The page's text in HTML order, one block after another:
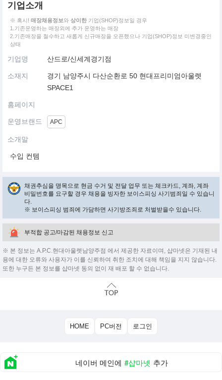
기업소개
※ 혹시! 매장채용정보와 상이한 기업(SHOP)정보일 경우
1.기존운영하는 매장외에 추가 운영하는 매장
2.기존매장을 철수하고 새롭게 신규매장을 오픈했으나 기업(SHOP)정보 미변경중인
상태
기업명 산드로/신세계경기점
소재지
경기 남양주시 다산순환로 50 현대프리미엄아울렛
SPACE1
홈페이지
운영브랜드 APC
소개말
수입 컨템
채권추심을 명목으로 현금 수거 및 전달 업무 또는 체크카드, 계좌, 계좌
비밀번호를 요구할 경우 채용을 빙자한 보이스피싱 사기범죄일 수 있습니
다.
※ 보이스피싱 범죄에 가담하면 사기방조죄로 처벌받을수 있습니다.
부적합 공고/마감된 채용정보 신고
※ 본 정보는 A.P.C.현대아울렛남양주점 에서 제공한 자료이며, 샵마넷은 기재된 내
용에 대한 오류와 사용자가 이를 신뢰하여 취한 조치에 대해 책임을 지지 않습니다.
또한 누구든 본 정보를 샵마넷 동의 없이 재 배포 할 수 없습니다.
HOME PC버전 로그인
네이버 메인에 #샵마넷 추가